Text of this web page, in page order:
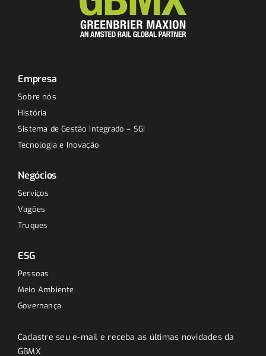
Empresa
Sobre nós
História
Sistema de Gestão Integrado – SGI
Tecnologia e Inovação
Negócios
Serviços
Vagões
Truques
ESG
Pessoas
Meio Ambiente
Governança
Cadastre seu e-mail e receba as últimas novidades da
GBMX